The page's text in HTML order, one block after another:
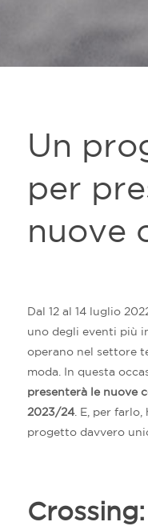
Un
per
nuove
Dal 12 al 14 luglio
uno degli eventi più
operano nel settore
moda. In questa
presenterà le nuove
2023/24. E, per
progetto davvero